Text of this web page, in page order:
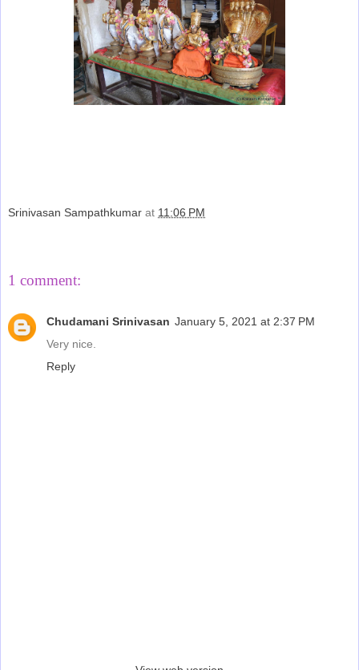
Srinivasan Sampathkumar at 11:06 PM
1 comment:
Chudamani Srinivasan January 5, 2021 at 2:37 PM
Very nice.
Reply